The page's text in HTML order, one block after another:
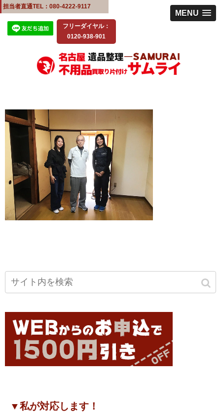
MENU
担当者直通TEL：080-4222-9117
フリーダイヤル：
0120-938-901
▼私が対応します！